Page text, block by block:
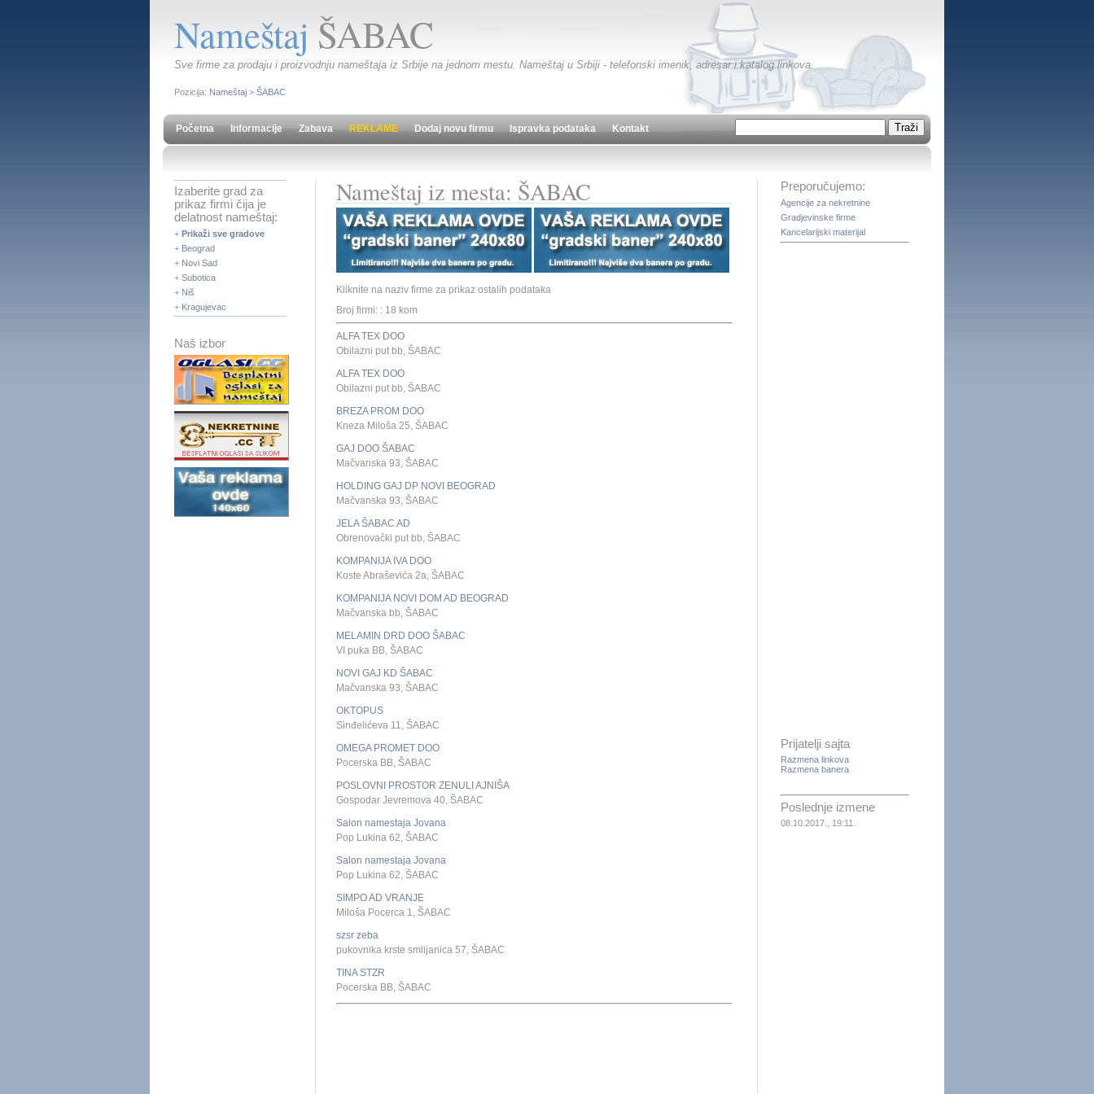
Nameštaj ŠABAC
Sve firme za prodaju i proizvodnju nameštaja iz Srbije na jednom mestu. Nameštaj u Srbiji - telefonski imenik, adresar i katalog linkova.
Pozicija: Nameštaj > ŠABAC
Početna Informacije Zabava REKLAME Dodaj novu firmu Ispravka podataka Kontakt
Izaberite grad za
prikaz firmi čija je
delatnost nameštaj:
+ Prikaži sve gradove
+ Beograd
+ Novi Sad
+ Subotica
+ Niš
+ Kragujevac
Naš izbor
Nameštaj iz mesta: ŠABAC
Kliknite na naziv firme za prikaz ostalih podataka
Broj firmi: : 18 kom
ALFA TEX DOO
Obilazni put bb, ŠABAC
ALFA TEX DOO
Obilazni put bb, ŠABAC
BREZA PROM DOO
Kneza Miloša 25, ŠABAC
GAJ DOO ŠABAC
Mačvanska 93, ŠABAC
HOLDING GAJ DP NOVI BEOGRAD
Mačvanska 93, ŠABAC
JELA ŠABAC AD
Obrenovački put bb, ŠABAC
KOMPANIJA IVA DOO
Koste Abraševića 2a, ŠABAC
KOMPANIJA NOVI DOM AD BEOGRAD
Mačvanska bb, ŠABAC
MELAMIN DRD DOO ŠABAC
VI puka BB, ŠABAC
NOVI GAJ KD ŠABAC
Mačvanska 93, ŠABAC
OKTOPUS
Sinđelićeva 11, ŠABAC
OMEGA PROMET DOO
Pocerska BB, ŠABAC
POSLOVNI PROSTOR ZENULI AJNIŠA
Gospodar Jevremova 40, ŠABAC
Salon namestaja Jovana
Pop Lukina 62, ŠABAC
Salon namestaja Jovana
Pop Lukina 62, ŠABAC
SIMPO AD VRANJE
Miloša Pocerca 1, ŠABAC
szsr zeba
pukovnika krste smiljanica 57, ŠABAC
TINA STZR
Pocerska BB, ŠABAC
Preporučujemo:
Agencije za nekretnine
Gradjevinske firme
Kancelarijski materijal
Prijatelji sajta
Razmena linkova
Razmena banera
Poslednje izmene
08.10.2017., 19:11.